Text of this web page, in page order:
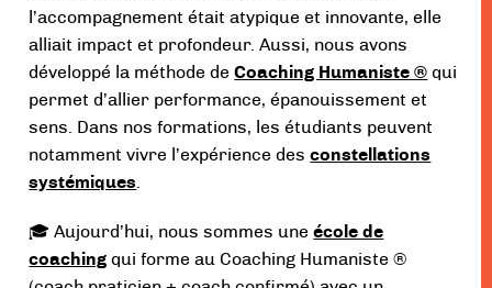
l’accompagnement était atypique et innovante, elle
alliait impact et profondeur. Aussi, nous avons
développé la méthode deCoaching Humaniste ® qui
permet d’allier performance, épanouissement et
sens. Dans nos formations, les étudiants peuvent
notamment vivre l’expérience desconstellations
systémiques
🎓 Aujourd’hui, nous sommes uneécole de
coaching qui forme au Coaching Humaniste ®